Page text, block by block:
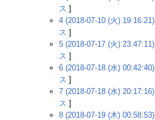
ス ]
4 (2018-07-10 (火) 19:16:21)
ス ]
5 (2018-07-17 (火) 23:47:11)
ス ]
6 (2018-07-18 (水) 00:42:40)
ス ]
7 (2018-07-18 (水) 20:17:16)
ス ]
8 (2018-07-19 (木) 00:58:53)